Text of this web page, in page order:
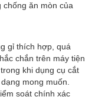
ăn mòn của
gỉ thích hợp, quá
chắn trên máy tiện
khi dụng cụ cắt
mong muốn.
soát chính xác